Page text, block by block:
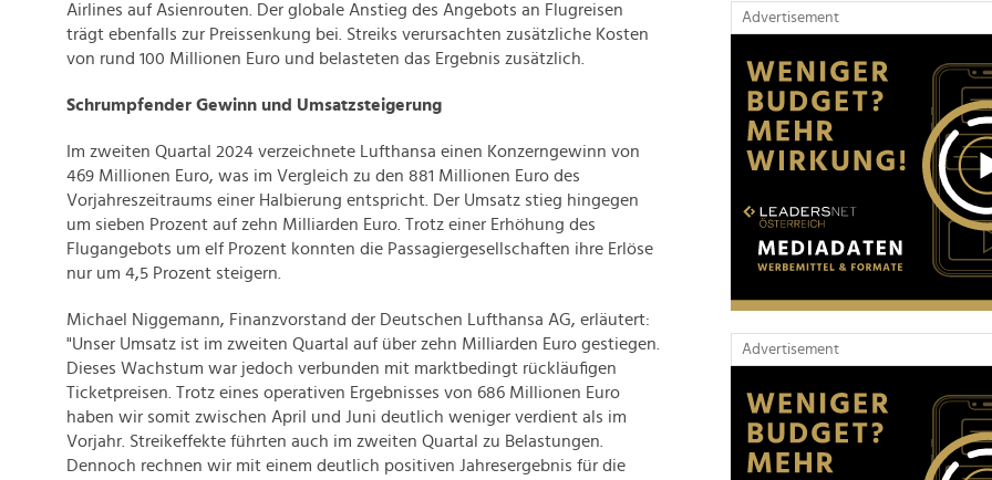
Airlines auf Asienrouten. Der globale Anstieg des Angebots an Flugreisen
trägt ebenfalls zur Preissenkung bei. Streiks verursachten zusätzliche Kosten
von rund 100 Millionen Euro und belasteten das Ergebnis zusätzlich.
Schrumpfender Gewinn und Umsatzsteigerung
Im zweiten Quartal 2024 verzeichnete Lufthansa einen Konzerngewinn von
469 Millionen Euro, was im Vergleich zu den 881 Millionen Euro des
Vorjahreszeitraums einer Halbierung entspricht. Der Umsatz stieg hingegen
um sieben Prozent auf zehn Milliarden Euro. Trotz einer Erhöhung des
Flugangebots um elf Prozent konnten die Passagiergesellschaften ihre Erlöse
nur um 4,5 Prozent steigern.
Michael Niggemann, Finanzvorstand der Deutschen Lufthansa AG, erläutert:
"Unser Umsatz ist im zweiten Quartal auf über zehn Milliarden Euro gestiegen.
Dieses Wachstum war jedoch verbunden mit marktbedingt rückläufigen
Ticketpreisen. Trotz eines operativen Ergebnisses von 686 Millionen Euro
haben wir somit zwischen April und Juni deutlich weniger verdient als im
Vorjahr. Streikeffekte führten auch im zweiten Quartal zu Belastungen.
Dennoch rechnen wir mit einem deutlich positiven Jahresergebnis für die
Advertisement
Advertisement